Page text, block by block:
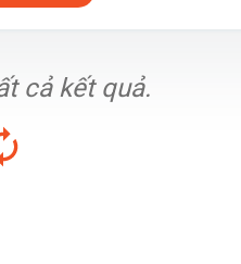
cả kết quả.